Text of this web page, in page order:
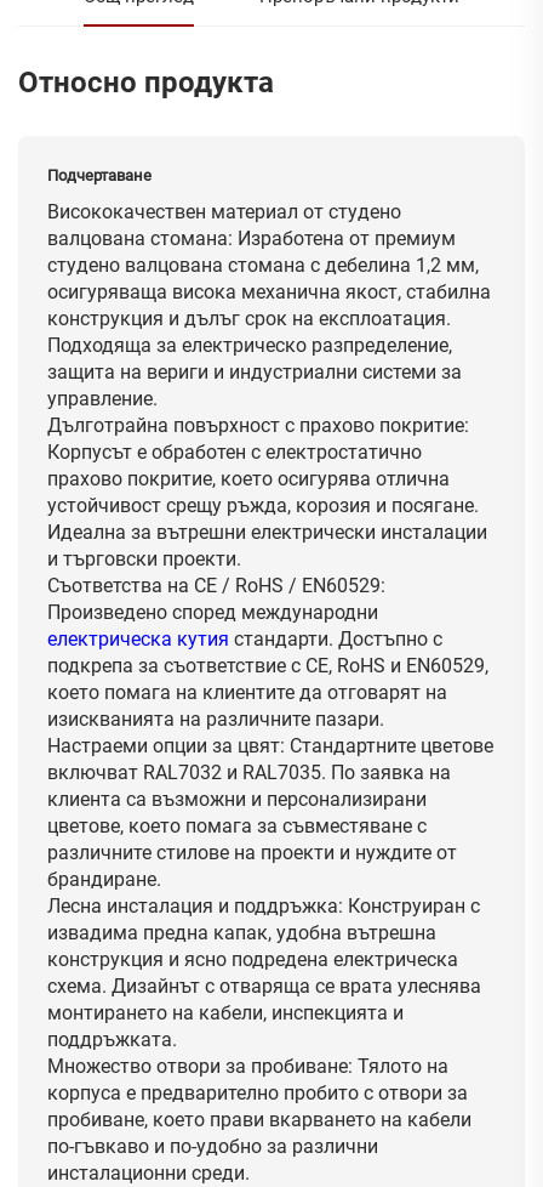
Относно продукта
Подчертаване
Висококачествен материал от студено
валцована стомана: Изработена от премиум
студено валцована стомана с дебелина 1,2 мм,
осигуряваща висока механична якост, стабилна
конструкция и дълъг срок на експлоатация.
Подходяща за електрическо разпределение,
защита на вериги и индустриални системи за
управление.
Дълготрайна повърхност с прахово покритие:
Корпусът е обработен с електростатично
прахово покритие, което осигурява отлична
устойчивост срещу ръжда, корозия и посягане.
Идеална за вътрешни електрически инсталации
и търговски проекти.
Съответства на CE / RoHS / EN60529:
Произведено според международни
електрическа кутия стандарти. Достъпно с
подкрепа за съответствие с CE, RoHS и EN60529,
което помага на клиентите да отговарят на
изискванията на различните пазари.
Настраеми опции за цвят: Стандартните цветове
включват RAL7032 и RAL7035. По заявка на
клиента са възможни и персонализирани
цветове, което помага за съвместяване с
различните стилове на проекти и нуждите от
брандиране.
Лесна инсталация и поддръжка: Конструиран с
извадима предна капак, удобна вътрешна
конструкция и ясно подредена електрическа
схема. Дизайнът с отваряща се врата улеснява
монтирането на кабели, инспекцията и
поддръжката.
Множество отвори за пробиване: Тялото на
корпуса е предварително пробито с отвори за
пробиване, което прави вкарването на кабели
по-гъвкаво и по-удобно за различни
инсталационни среди.